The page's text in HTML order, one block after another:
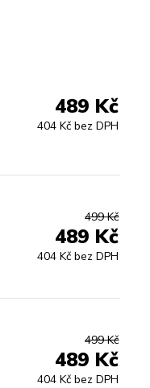
489 Kč
404 Kč bez DPH
499 Kč
489 Kč
404 Kč bez DPH
499 Kč
489 Kč
404 Kč bez DPH